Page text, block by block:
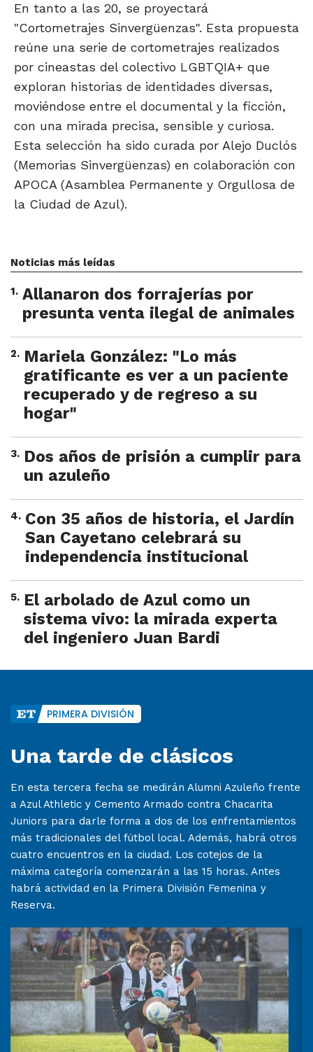
En tanto a las 20, se proyectará
"Cortometrajes Sinvergüenzas". Esta propuesta
reúne una serie de cortometrajes realizados
por cineastas del colectivo LGBTQIA+ que
exploran historias de identidades diversas,
moviéndose entre el documental y la ficción,
con una mirada precisa, sensible y curiosa.
Esta selección ha sido curada por Alejo Duclós
(Memorias Sinvergüenzas) en colaboración con
APOCA (Asamblea Permanente y Orgullosa de
la Ciudad de Azul).
Noticias más leídas
1. Allanaron dos forrajerías por
presunta venta ilegal de animales
2. Mariela González: "Lo más
gratificante es ver a un paciente
recuperado y de regreso a su
hogar"
3. Dos años de prisión a cumplir para
un azuleño
4. Con 35 años de historia, el Jardín
San Cayetano celebrará su
independencia institucional
5. El arbolado de Azul como un
sistema vivo: la mirada experta
del ingeniero Juan Bardi
PRIMERA DIVISIÓN
Una tarde de clásicos
En esta tercera fecha se medirán Alumni Azuleño frente
a Azul Athletic y Cemento Armado contra Chacarita
Juniors para darle forma a dos de los enfrentamientos
más tradicionales del fútbol local. Además, habrá otros
cuatro encuentros en la ciudad. Los cotejos de la
máxima categoría comenzarán a las 15 horas. Antes
habrá actividad en la Primera División Femenina y
Reserva.